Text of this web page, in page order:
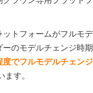
ットフォームがフルモ
のモデルチェンジ時
度でフルモデルチェン
ます。